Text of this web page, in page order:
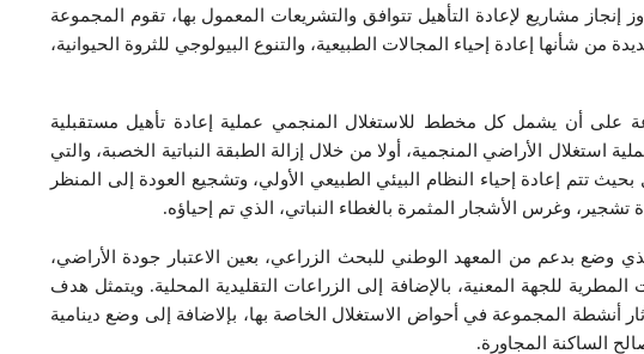
إنجاز مشاريع لإعادة التأهيل تتوافق والتشريعات المعمول بها، تقوم المجموعة
جديدة من شأنها إعادة إحياء المجالات الطبيعية، والتنوع البيولوجي للثروة الحيوانية،
على أن يشمل كل مخطط للاستغلال المنجمي عملية إعادة تأهيل مستقبلية
استغلال الأراضي المنجمية، أولا من خلال إزالة الطبقة النباتية الخصبة، والتي
بحيث تتم إعادة إحياء النظام البيئي الطبيعي الأولي، وتشجيع العودة إلى المنظر
تشجير، وغرس الأشجار المثمرة بالغطاء النباتي، الذي تم إحياؤه.
وضع بدعم من المعهد الوطني للبحث الزراعي، بعين الاعتبار جودة الأراضي،
للجهة المعنية، بالإضافة إلى الزراعات التقليدية المحلية. ويتمثل هدف
أنشطة المجموعة في أحواض الاستغلال الخاصة بها، بإلاضافة إلى وضع دينامية
الساكنة المجاورة.